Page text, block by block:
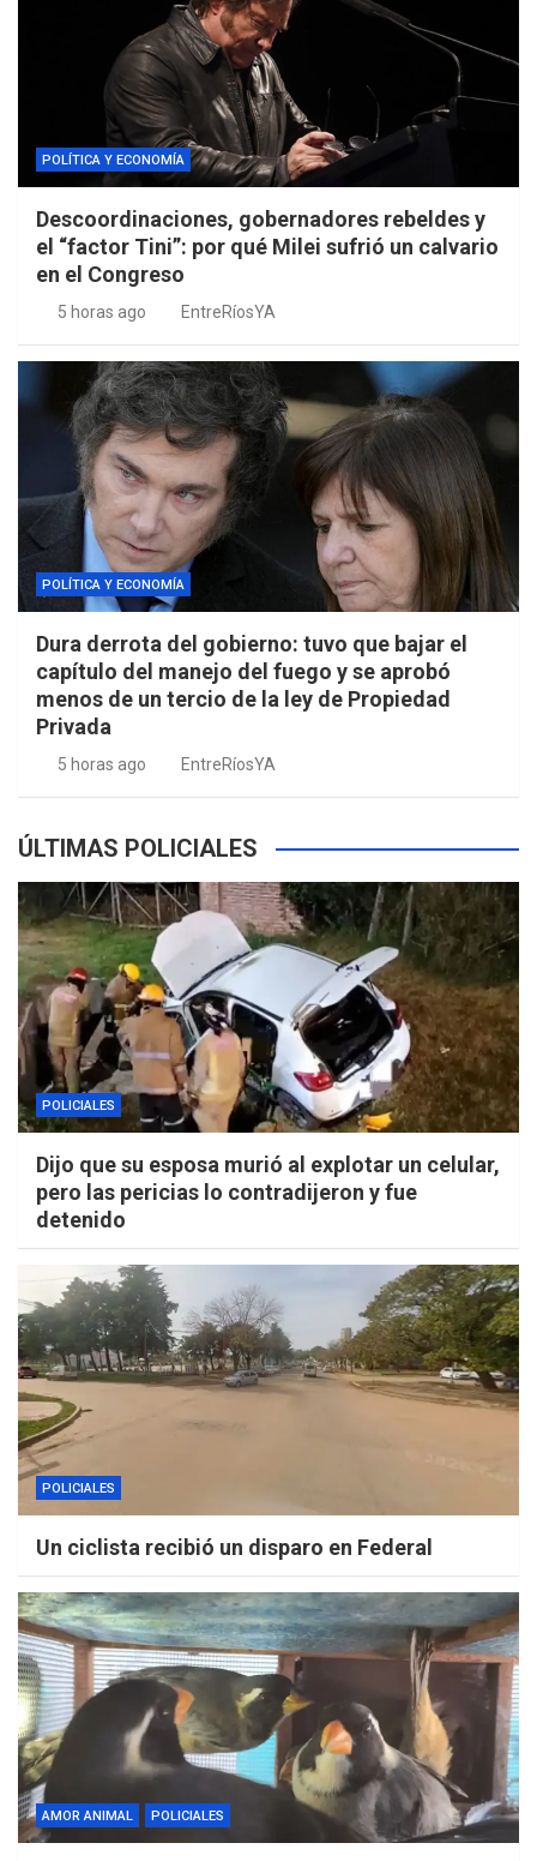
POLÍTICA Y ECONOMÍA
Descoordinaciones, gobernadores rebeldes y
el “factor Tini”: por qué Milei sufrió un calvario
en el Congreso
5 horas ago EntreRíosYA
POLÍTICA Y ECONOMÍA
Dura derrota del gobierno: tuvo que bajar el
capítulo del manejo del fuego y se aprobó
menos de un tercio de la ley de Propiedad
Privada
5 horas ago EntreRíosYA
ÚLTIMAS POLICIALES
POLICIALES
Dijo que su esposa murió al explotar un celular,
pero las pericias lo contradijeron y fue
detenido
POLICIALES
Un ciclista recibió un disparo en Federal
AMOR ANIMAL POLICIALES